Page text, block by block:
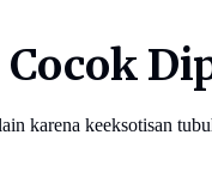
karena keeksotisan